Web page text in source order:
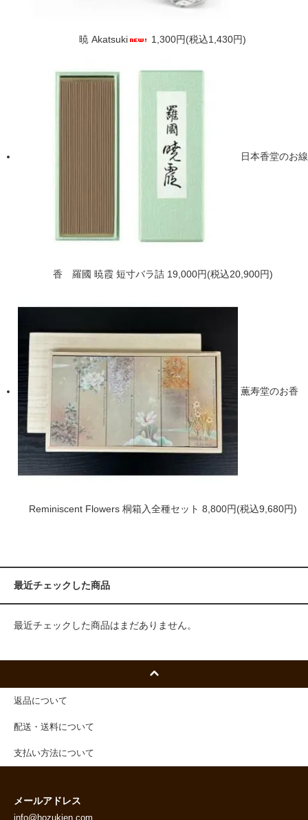
暁 Akatsuki 1,300円(税込1,430円)
日本香堂のお線
香 羅國 暁霞 短寸バラ詰 19,000円(税込20,900円)
薫寿堂のお香
Reminiscent Flowers 桐箱入全種セット 8,800円(税込9,680円)
最近チェックした商品
最近チェックした商品はまだありません。
返品について
配送・送料について
支払い方法について
メールアドレス
info@hozukien.com